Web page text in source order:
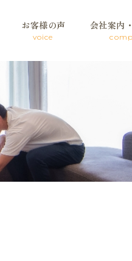
お客様の声
voice
会社案内